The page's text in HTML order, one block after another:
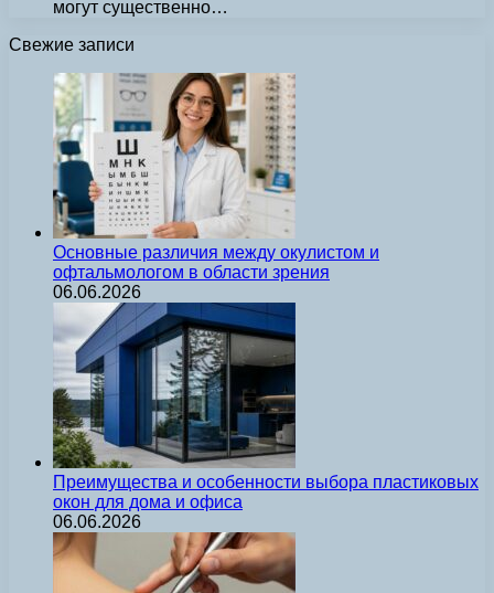
могут существенно…
Свежие записи
Основные различия между окулистом и
офтальмологом в области зрения
06.06.2026
Преимущества и особенности выбора пластиковых
окон для дома и офиса
06.06.2026